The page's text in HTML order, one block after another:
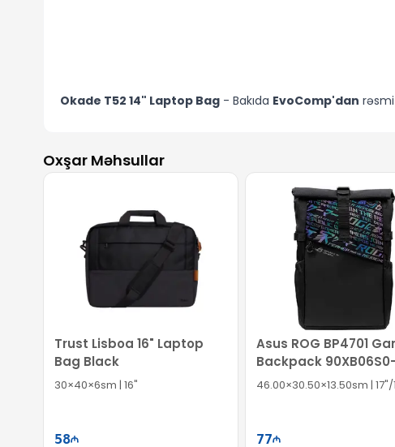
Okade T52 14" Laptop Bag- Bakıda EvoComp'dan
Oxşar Məhsullar
Trust Lisboa 16" Laptop
Bag Black
30×40×6sm | 16"
58
Asus ROG BP4701
Backpack 90XB06S0-
BBP010
46.00×30.50×13.50sm | 17"/
77